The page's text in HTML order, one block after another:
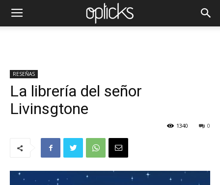
RESEÑAS
La librería del señor
Livinsgtone
0
1340